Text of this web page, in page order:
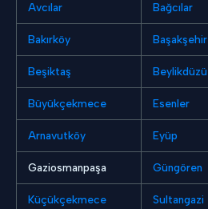
Avcılar Bağcılar
Bakırköy Başakşehir
Beşiktaş Beylikdüzü
Büyükçekmece Esenler
Arnavutköy Eyüp
Gaziosmanpaşa Güngören
Küçükçekmece Sultangazi